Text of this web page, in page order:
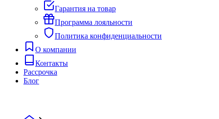
Гарантия на товар
Программа лояльности
Политика конфиденциальности
О компании
Контакты
Рассрочка
Блог